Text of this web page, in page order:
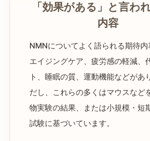
「効果がある」と言わ
内容
NMNについてよく語られる期待内
エイジングケア、疲労感の軽減、
ト、睡眠の質、運動機能などがあ
だし、これらの多くはマウスなど
物実験の結果、または小規模・短
試験に基づいています。